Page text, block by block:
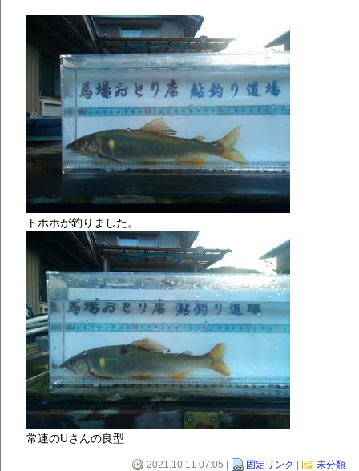
トホホが釣りました。
常連のUさんの良型
2021.10.11 07:05 | 固定リンク | 未分類